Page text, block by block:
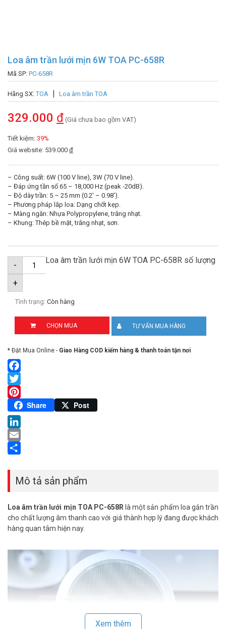
Loa âm trần lưới mịn 6W TOA PC-658R
Mã SP: PC-658R
Hãng SX:TOA Loa âm trần TOA
329.000 đ (Giá chưa bao gồm VAT)
Tiết kiệm: 39%
Giá website: 539.000 đ
– Công suất: 6W (100 V line), 3W (70 V line).
– Đáp ứng tần số 65 – 18,000 Hz (peak -20dB).
– Độ dày trần: 5 – 25 mm (0.2′ – 0.98′).
– Phương pháp lắp loa: Dạng chốt kẹp.
– Màng ngăn: Nhựa Polypropylene, trắng nhạt.
– Khung: Thép bề mặt, trắng nhạt, sơn.
- Loa âm trần lưới mịn 6W TOA PC-658R số lượng
+
Tình trạng: Còn hàng
CHỌN MUA TƯ VẤN MUA HÀNG
* Đặt Mua Online - Giao Hàng COD kiểm hàng & thanh toán tận nơi
Facebook
Twitter
Pinterest
Share Post
LinkedIn
Email
Mô tả sản phẩm
Loa âm trần lưới mịn TOA PC-658R là một sản phẩm loa gắn trần
cho chất lượng âm thanh cao với giá thành hợp lý đang được khách
hàng quan tâm hiện nay.
Xem thêm